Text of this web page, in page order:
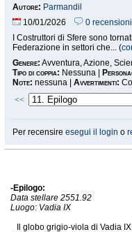
Autore: Parmandil
10/01/2026
0 recensioni
I Costruttori di Sfere sono
Federazione in settori che... (
Genere: Avventura, Azione,
Tipo di coppia: Nessuna |
Note: nessuna | Avvertimenti:
<<
Per recensire esegui il login o
-Epilogo:
Data stellare 2551.92
Luogo: Vadia IX
Il globo grigio-viola di Vadia